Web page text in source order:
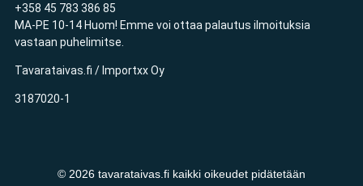
+358 45 783 386 85
MA-PE 10-14 Huom! Emme voi ottaa palautus ilmoituksia
vastaan puhelimitse.
Tavarataivas.fi / Importxx Oy
3187020-1
© 2026 tavarataivas.fi kaikki oikeudet pidätetään